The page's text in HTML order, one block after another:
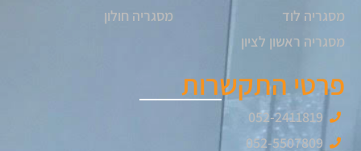
מסגריה לוד
מסגריה ראשון לציון
מסגריה חולון
פרטי התקשרות
052-2411819
052-5507809